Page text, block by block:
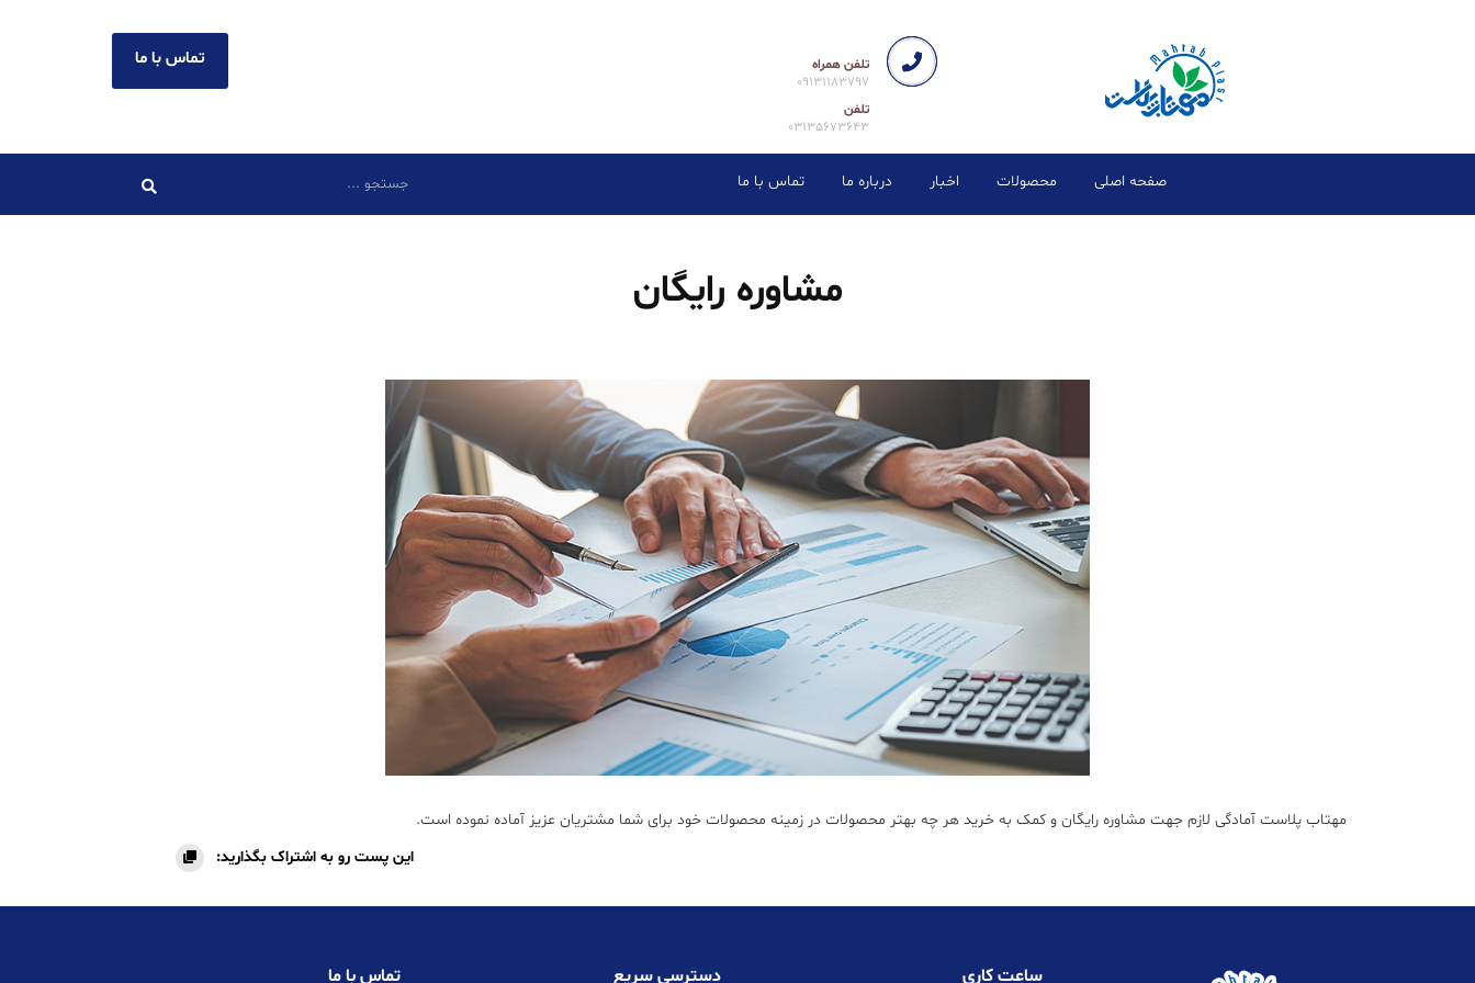
تماس با ما
تلفن همراه
09131183797
تلفن
03135673643
صفحه اصلی محصولات اخبار درباره ما تماس با ما
مشاوره رایگان
مهتاب پلاست آمادگی لازم جهت مشاوره رایگان و کمک به خرید هر چه بهتر محصولات در زمینه محصولات خود برای شما مشتریان عزیز آماده نموده است.
این پست رو به اشتراک بگذارید:
ساعت کاری دسترسی سریع تماس با ما